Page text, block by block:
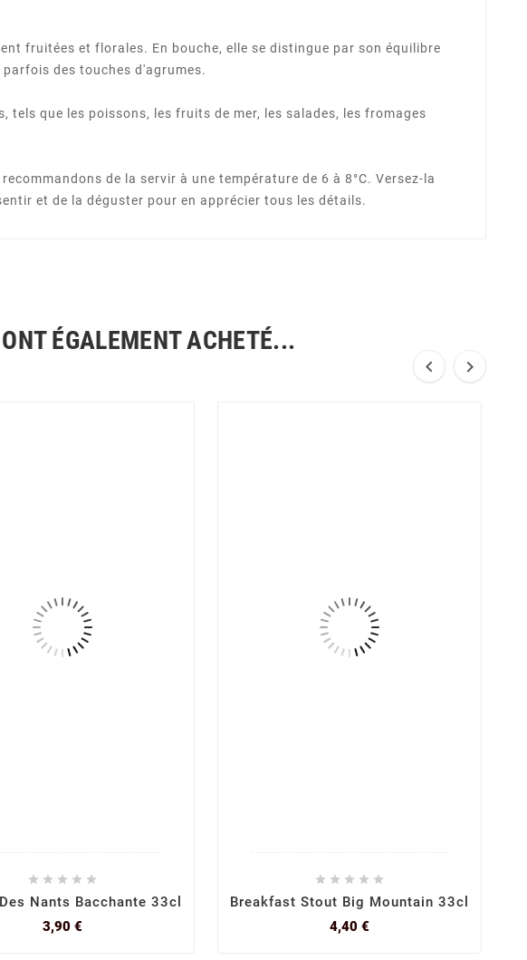
fruitées et florales. En bouche, elle se distingue par son équilibre
des touches d'agrumes.
tels que les poissons, les fruits de mer, les salades, les fromages
de la servir à une température de 6 à 8°C. Versez-la
et de la déguster pour en apprécier tous les détails.
ÉGALEMENT ACHETÉ...
 
    
Nants Bacchante 33cl
3,90 €Prix
    
Breakfast Stout Big Mountain 33cl
4,40 €Prix